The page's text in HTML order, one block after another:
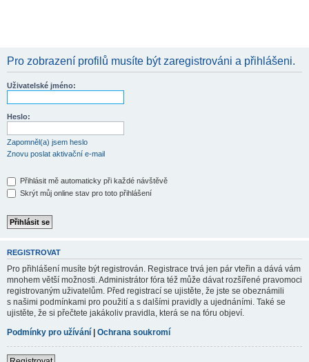
Pro zobrazení profilů musíte být zaregistrováni a přihlášeni.
Uživatelské jméno:
Heslo:
Zapomněl(a) jsem heslo
Znovu poslat aktivační e-mail
Přihlásit mě automaticky při každé návštěvě
Skrýt můj online stav pro toto přihlášení
REGISTROVAT
Pro přihlášení musíte být registrován. Registrace trvá jen pár vteřin a dává vám
mnohem větší možnosti. Administrátor fóra též může dávat rozšířené pravomoci
registrovaným uživatelům. Před registrací se ujistěte, že jste se obeznámili
s našimi podmínkami pro použití a s dalšími pravidly a ujednáními. Také se
ujistěte, že si přečtete jakákoliv pravidla, která se na fóru objeví.
Podmínky pro užívání | Ochrana soukromí